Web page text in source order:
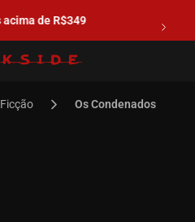
de R$349
Ficção Os Condenados